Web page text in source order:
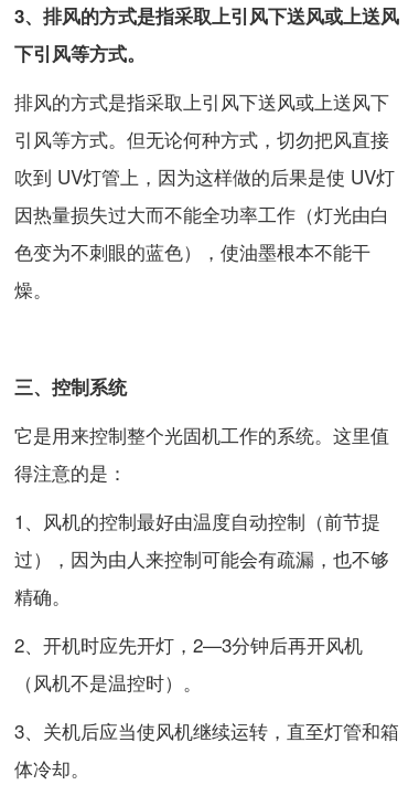
3、排风的方式是指采取上引风下送风或上送风
下引风等方式。
排风的方式是指采取上引风下送风或上送风下
引风等方式。但无论何种方式，切勿把风直接
吹到 UV灯管上，因为这样做的后果是使 UV灯
因热量损失过大而不能全功率工作（灯光由白
色变为不刺眼的蓝色），使油墨根本不能干
燥。
三、控制系统
它是用来控制整个光固机工作的系统。这里值
得注意的是：
1、风机的控制最好由温度自动控制（前节提
过），因为由人来控制可能会有疏漏，也不够
精确。
2、开机时应先开灯，2—3分钟后再开风机
（风机不是温控时）。
3、关机后应当使风机继续运转，直至灯管和箱
体冷却。